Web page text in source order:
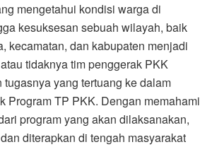
mengetahui kondisi warga di
kesuksesan sebuah wilayah, baik
kecamatan, dan kabupaten menjadi
tidaknya tim penggerak PKK
yang tertuang ke dalam
Program TP PKK. Dengan memahami
program yang akan dilaksanakan,
diterapkan di tengah masyarakat